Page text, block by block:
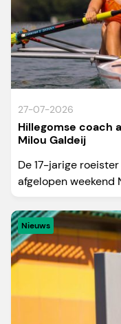
27-07-2026
Hillegomse coach
Milou Galdeij
De 17-jarige
afgelopen weekend
Nieuws